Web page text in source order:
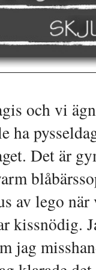
och vi
ha
Det är
av lego
kissnödig.
jag